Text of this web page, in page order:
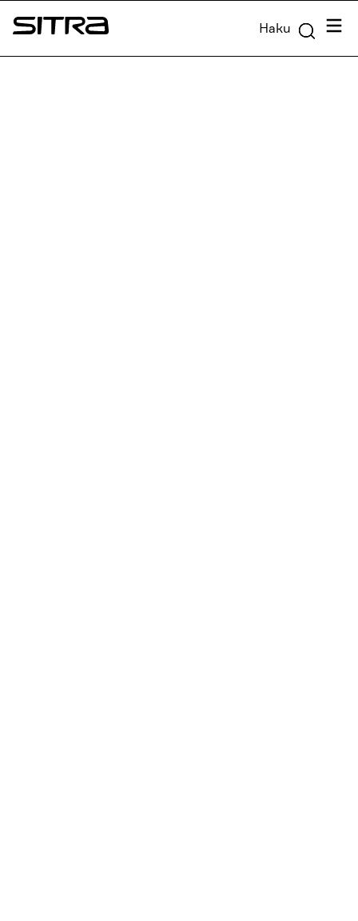
Siirry
suoraan
Sitra Haku